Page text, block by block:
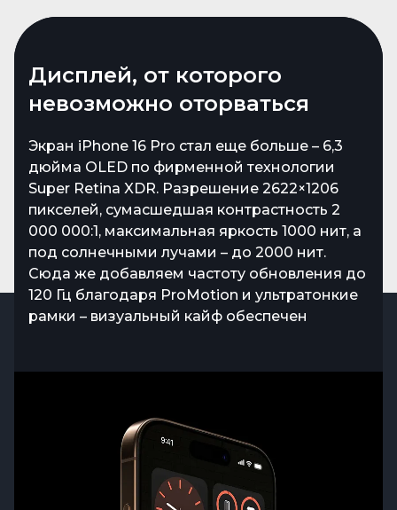
Эффектный стиль
Apple снова радует поклонников стильными
решениями. В iPhone 16 Pro появился новый
оттенок – Desert Titanium, который
эффектно дополнил привычную палитру
Black, White и Natural Titanium. Этот
смартфон – не просто гаджет, а часть
вашего имиджа.
Дисплей, от которого
невозможно оторваться
Экран iPhone 16 Pro стал еще больше – 6,3
дюйма OLED по фирменной технологии
Super Retina XDR. Разрешение 2622×1206
пикселей, сумасшедшая контрастность 2
000 000:1, максимальная яркость 1000 нит, а
под солнечными лучами – до 2000 нит.
Сюда же добавляем частоту обновления до
120 Гц благодаря ProMotion и ультратонкие
рамки – визуальный кайф обеспечен